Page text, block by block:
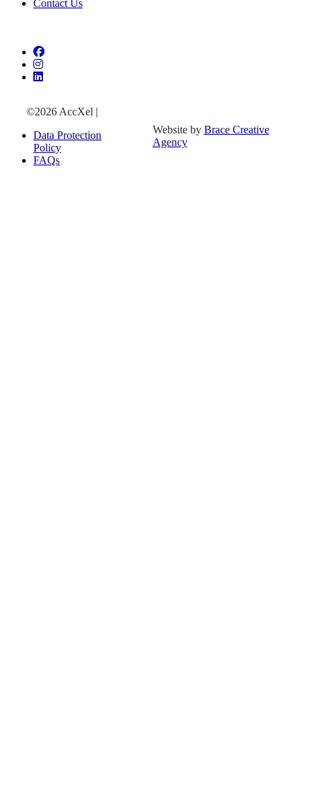
Contact Us
©2026 AccXel |
Data Protection
Policy
FAQs
Website by Brace Creative
Agency